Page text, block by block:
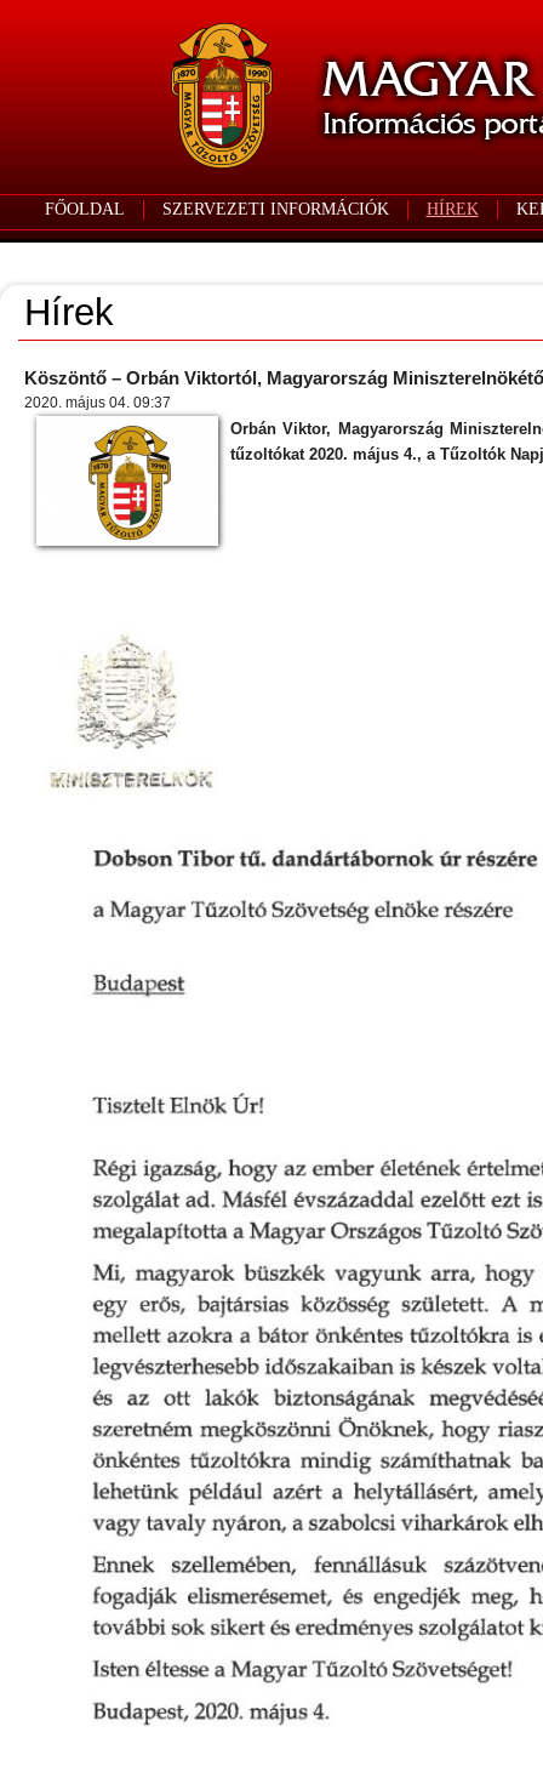
FŐOLDAL SZERVEZETI INFORMÁCIÓK HÍREK
Hírek
Köszöntő – Orbán Viktortól, Magyarország
2020. május 04. 09:37
Orbán Viktor, Magyarország
tűzoltókat 2020. május 4., a Tűzoltók